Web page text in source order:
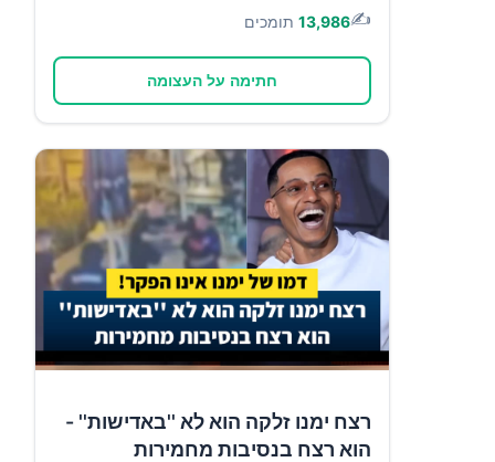
✍️
13,986 תומכים
חתימה על העצומה
רצח ימנו זלקה הוא לא ''באדישות'' -
הוא רצח בנסיבות מחמירות